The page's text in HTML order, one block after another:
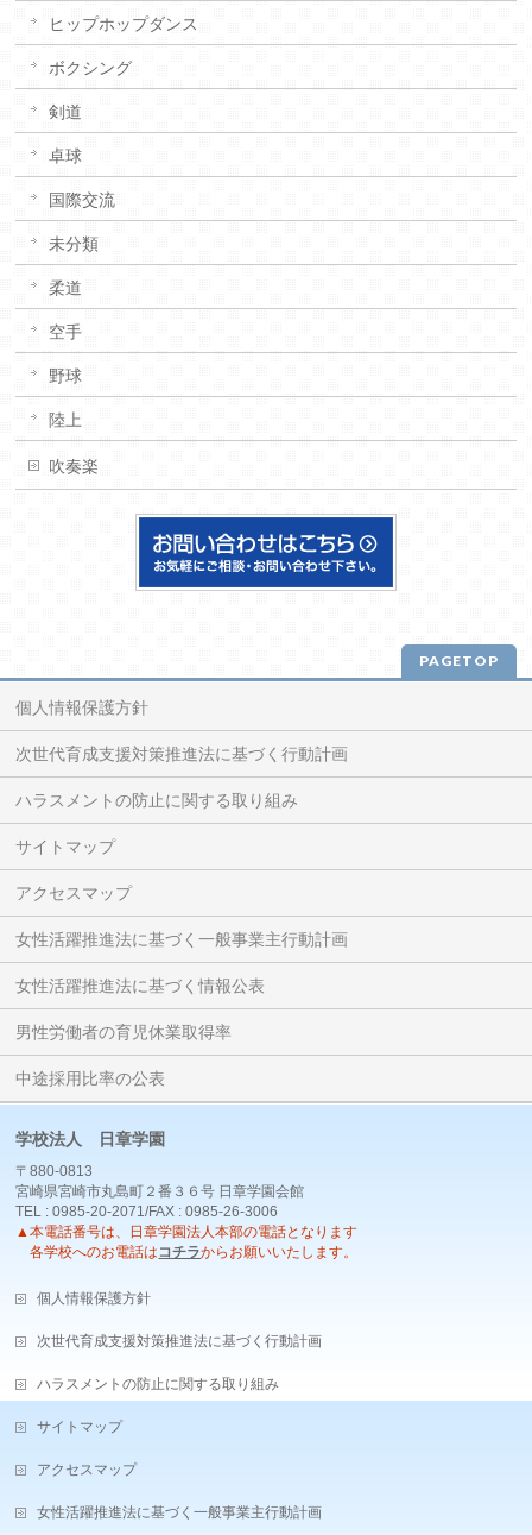
ヒップホップダンス
ボクシング
剣道
卓球
国際交流
未分類
柔道
空手
野球
陸上
吹奏楽
PAGETOP
個人情報保護方針
次世代育成支援対策推進法に基づく行動計画
ハラスメントの防止に関する取り組み
サイトマップ
アクセスマップ
女性活躍推進法に基づく一般事業主行動計画
女性活躍推進法に基づく情報公表
男性労働者の育児休業取得率
中途採用比率の公表
学校法人 日章学園
〒880-0813
宮崎県宮崎市丸島町２番３６号 日章学園会館
TEL : 0985-20-2071/FAX : 0985-26-3006
▲本電話番号は、日章学園法人本部の電話となります
各学校へのお電話は コチラからお願いいたします。
個人情報保護方針
次世代育成支援対策推進法に基づく行動計画
ハラスメントの防止に関する取り組み
サイトマップ
アクセスマップ
女性活躍推進法に基づく一般事業主行動計画